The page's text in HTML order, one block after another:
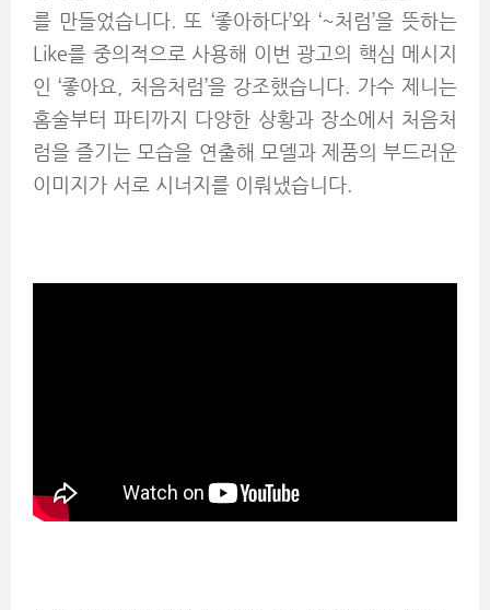
를 만들었습니다. 또 ‘좋아하다’와 ‘~처럼’을 뜻하는
Like를 중의적으로 사용해 이번 광고의 핵심 메시지
인 ‘좋아요, 처음처럼’을 강조했습니다. 가수 제니는
홈술부터 파티까지 다양한 상황과 장소에서 처음처
럼을 즐기는 모습을 연출해 모델과 제품의 부드러운
이미지가 서로 시너지를 이뤄냈습니다.